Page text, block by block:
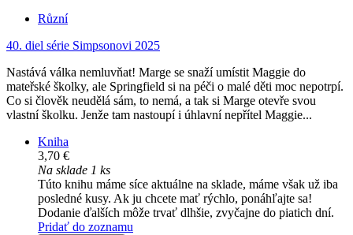
Různí
40. diel série Simpsonovi 2025
Nastává válka nemluvňat! Marge se snaží umístit Maggie do
mateřské školky, ale Springfield si na péči o malé děti moc nepotrpí.
Co si člověk neudělá sám, to nemá, a tak si Marge otevře svou
vlastní školku. Jenže tam nastoupí i úhlavní nepřítel Maggie...
Kniha
3,70 €
Na sklade 1 ks
Túto knihu máme síce aktuálne na sklade, máme však už iba
posledné kusy. Ak ju chcete mať rýchlo, ponáhľajte sa!
Dodanie ďalších môže trvať dlhšie, zvyčajne do piatich dní.
Pridať do zoznamu